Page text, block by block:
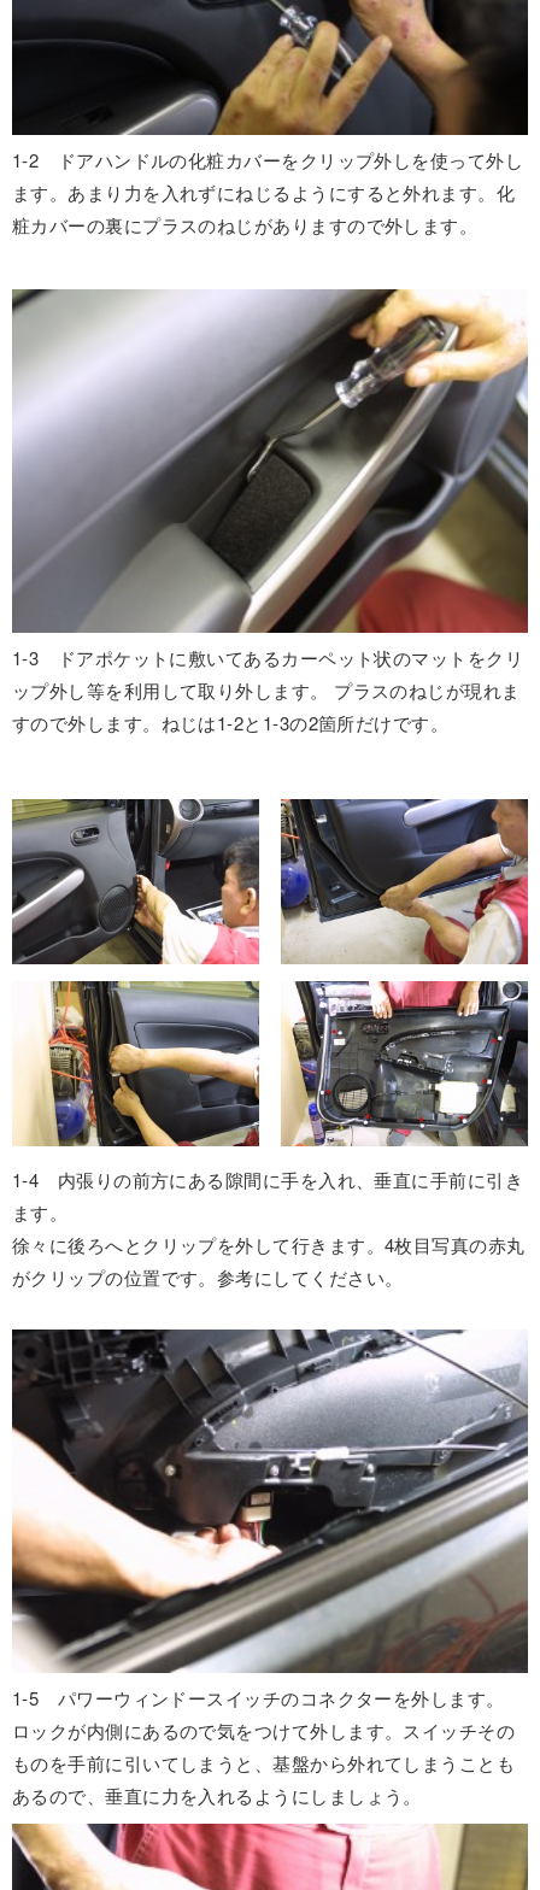
1-2 ドアハンドルの化粧カバーをクリップ外しを使って外し
ます。あまり力を入れずにねじるようにすると外れます。化
粧カバーの裏にプラスのねじがありますので外します。
1-3 ドアポケットに敷いてあるカーペット状のマットをクリ
ップ外し等を利用して取り外します。 プラスのねじが現れま
すので外します。ねじは1-2と1-3の2箇所だけです。
1-4 内張りの前方にある隙間に手を入れ、垂直に手前に引き
ます。
徐々に後ろへとクリップを外して行きます。4枚目写真の赤丸
がクリップの位置です。参考にしてください。
1-5 パワーウィンドースイッチのコネクターを外します。
ロックが内側にあるので気をつけて外します。スイッチその
ものを手前に引いてしまうと、基盤から外れてしまうことも
あるので、垂直に力を入れるようにしましょう。